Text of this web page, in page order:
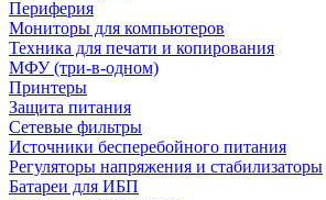
Периферия
Мониторы для компьютеров
Техника для печати и копирования
МФУ (три-в-одном)
Принтеры
Защита питания
Сетевые фильтры
Источники бесперебойного питания
Регуляторы напряжения и стабилизаторы
Батареи для ИБП